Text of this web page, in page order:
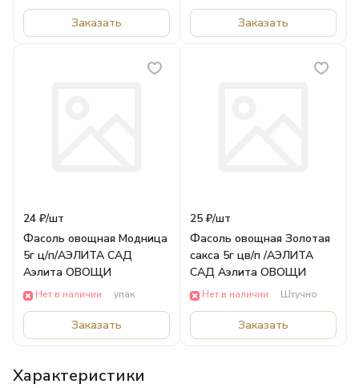
Заказать Заказать
24 ₽/шт
Фасоль овощная Модница
5г ц/п/АЭЛИТА САД
Аэлита ОВОЩИ
Нет в наличии упак
Заказать
25 ₽/шт
Фасоль овощная Золотая
сакса 5г цв/п /АЭЛИТА
САД Аэлита ОВОЩИ
Нет в наличии Штучно
Заказать
Характеристики